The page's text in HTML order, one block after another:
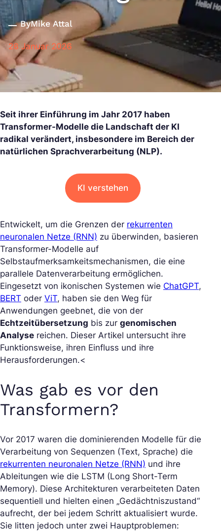
ByMike Attal
28 Januar 2026
Seit ihrer Einführung im Jahr 2017 haben
Transformer-Modelle die Landschaft der KI
radikal verändert, insbesondere im Bereich der
natürlichen Sprachverarbeitung (NLP).
KI verstehen
Entwickelt, um die Grenzen der rekurrenten
neuronalen Netze (RNN) zu überwinden, basieren
Transformer-Modelle auf
Selbstaufmerksamkeitsmechanismen, die eine
parallele Datenverarbeitung ermöglichen.
Eingesetzt von ikonischen Systemen wie ChatGPT,
BERT oder ViT, haben sie den Weg für
Anwendungen geebnet, die von der
Echtzeitübersetzung bis zur genomischen
Analyse reichen. Dieser Artikel untersucht ihre
Funktionsweise, ihren Einfluss und ihre
Herausforderungen.<
Was gab es vor den
Transformern?
Vor 2017 waren die dominierenden Modelle für die
Verarbeitung von Sequenzen (Text, Sprache) die
rekurrenten neuronalen Netze (RNN) und ihre
Ableitungen wie die LSTM (Long Short-Term
Memory). Diese Architekturen verarbeiteten Daten
sequentiell und hielten einen „Gedächtniszustand“
aufrecht, der bei jedem Schritt aktualisiert wurde.
Sie litten jedoch unter zwei Hauptproblemen: